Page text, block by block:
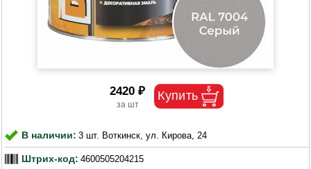
2420 ₽
В наличии: 3 шт. Воткинск, ул. Кирова, 24
Штрих-код: 4600505204215